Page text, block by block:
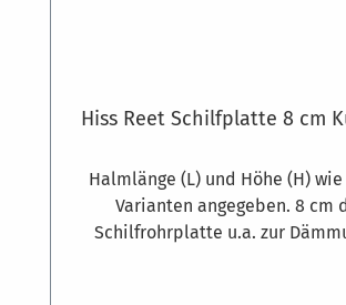
Hiss Reet Schilfplatte 8 cm
Halmlänge (L) und Höhe (H)
Varianten angegeben. 8 cm
Schilfrohrplatte u.a. zur